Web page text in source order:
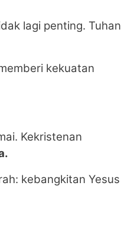
lagi penting. Tuhan
kekuatan
Kekristenan
kebangkitan Yesus